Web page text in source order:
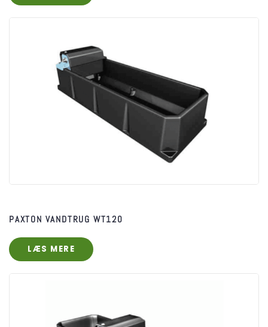
​PAXTON VANDTRUG WT120
LÆS MERE